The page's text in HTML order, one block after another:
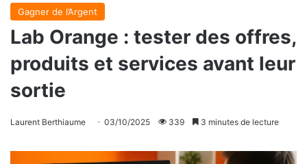
Gagner de l’Argent
Lab Orange : tester des offres,
produits et services avant leur
sortie
Laurent Berthiaume 03/10/2025 339 3 minutes de lecture